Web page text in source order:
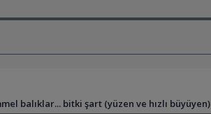
balıklar... bitki şart (yüzen ve hızlı büyüyen)